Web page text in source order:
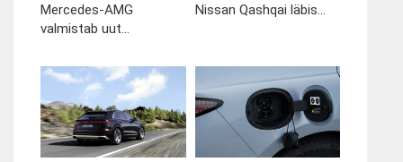
Mercedes-AMG
valmistab uut...
Nissan Qashqai läbis...